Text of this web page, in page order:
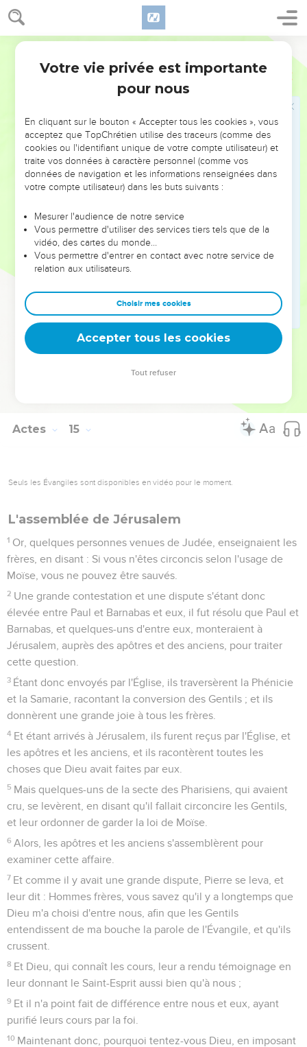
Actes 14
Le retour à Antioche de Syrie
avoir fait plusieurs disciples, ils retournèrent à Lystra, à
dans la foi, et leur représentant que c'est par beaucoup
d'afflictions qu'il nous faut entrer dans le royaume de Dieu.
Et après avoir prié et jeûné, ils établirent des anciens dans
chaque Église, et les recommandèrent au Seigneur, en qui
Puis, ayant traversé la Pisidie, ils vinrent en Pamphylie.
Et ayant annoncé la parole à Perge, ils descendirent à
Attalia.
26
été recommandés à la grâce de Dieu, pour l'ouvre qu'ils
avaient accomplie.
Et quand ils furent arrivés, et qu'ils eurent assemblé
l'Église, ils racontèrent toutes les choses que Dieu avait
Actes 15
Seuls les Évangiles sont disponibles en vidéo pour le moment.
L'assemblée de Jérusalem
1 Or, quelques personnes venues de Judée, enseignaient les
frères, en disant : Si vous n'êtes circoncis selon l'usage de
Moïse, vous ne pouvez être sauvés.
2 Une grande contestation et une dispute s'étant donc
élevée entre Paul et Barnabas et eux, il fut résolu que Paul et
Barnabas, et quelques-uns d'entre eux, monteraient à
Jérusalem, auprès des apôtres et des anciens, pour traiter
cette question.
3 Étant donc envoyés par l'Église, ils traversèrent la Phénicie
et la Samarie, racontant la conversion des Gentils ; et ils
donnèrent une grande joie à tous les frères.
4 Et étant arrivés à Jérusalem, ils furent reçus par l'Église, et
les apôtres et les anciens, et ils racontèrent toutes les
choses que Dieu avait faites par eux.
5 Mais quelques-uns de la secte des Pharisiens, qui avaient
cru, se levèrent, en disant qu'il fallait circoncire les Gentils,
et leur ordonner de garder la loi de Moïse.
6 Alors, les apôtres et les anciens s'assemblèrent pour
examiner cette affaire.
7 Et comme il y avait une grande dispute, Pierre se leva, et
leur dit : Hommes frères, vous savez qu'il y a longtemps que
Dieu m'a choisi d'entre nous, afin que les Gentils
entendissent de ma bouche la parole de l'Évangile, et qu'ils
crussent.
8 Et Dieu, qui connaît les cours, leur a rendu témoignage en
leur donnant le Saint-Esprit aussi bien qu'à nous ;
9 Et il n'a point fait de différence entre nous et eux, ayant
purifié leurs cours par la foi.
10 Maintenant donc, pourquoi tentez-vous Dieu, en imposant
Votre vie privée est importante
pour nous
En cliquant sur le bouton « Accepter tous les cookies », vous
acceptez que TopChrétien utilise des traceurs (comme des
cookies ou l'identifiant unique de votre compte utilisateur) et
traite vos données à caractère personnel (comme vos
données de navigation et les informations renseignées dans
votre compte utilisateur) dans les buts suivants :
Mesurer l'audience de notre service
Vous permettre d'utiliser des services tiers tels que de la
vidéo, des cartes du monde…
Vous permettre d'entrer en contact avec notre service de
relation aux utilisateurs.
Choisir mes cookies
Accepter tous les cookies
Tout refuser